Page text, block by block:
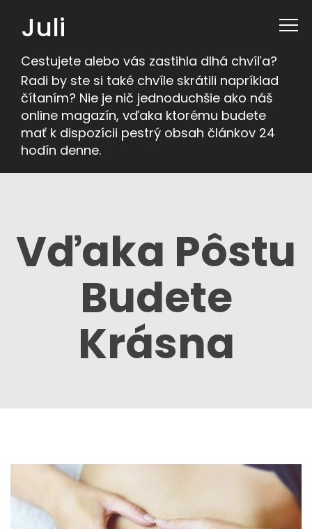
Juli
Cestujete alebo vás zastihla dlhá chvíľa?
Radi by ste si také chvíle skrátili napríklad
čítaním? Nie je nič jednoduchšie ako náš
online magazín, vďaka ktorému budete
mať k dispozícii pestrý obsah článkov 24
hodín denne.
Vďaka Pôstu
Budete
Krásna